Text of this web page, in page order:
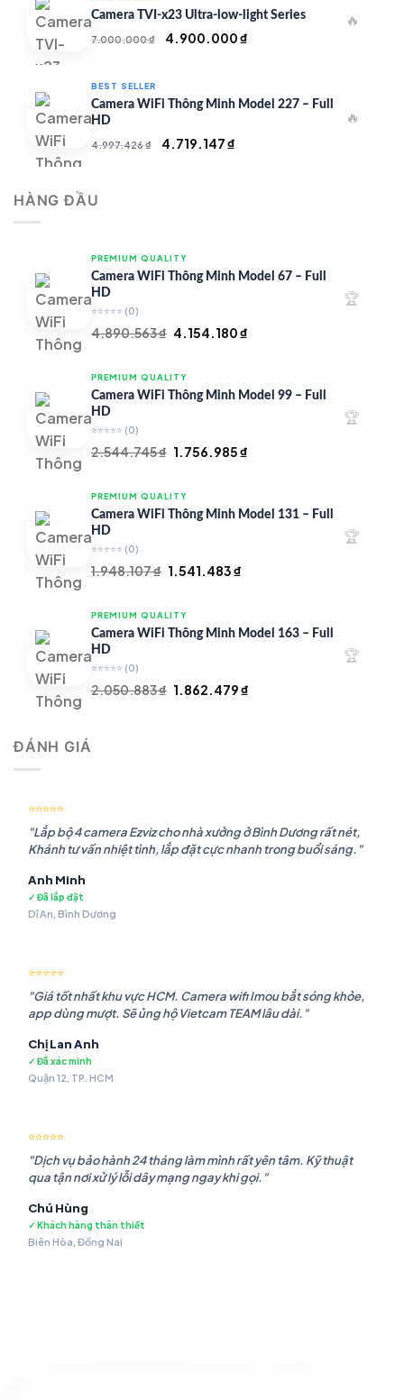
20.000.000 ₫.là:
14.000.000 ₫.
Camera TVI-x23 Ultra-low-light Series
7.000.000₫
Giá
7.000.000 ₫.
4.900.000₫
là:
🔥
BEST SELLER
Camera WiFi Thông Minh Model 227 – Full
HD
4.997.426₫
Giá
4.719.147₫
🔥
HÀNG ĐẦU
PREMIUM QUALITY
Camera WiFi Thông Minh Model 67 – Full
HD
⭐⭐⭐⭐⭐ (0)
4.890.563₫ Giá
là:
4.890.563 ₫.
4.154.180₫
là:
🏆
PREMIUM QUALITY
Camera WiFi Thông Minh Model 99 – Full
HD
⭐⭐⭐⭐⭐ (0)
2.544.745₫ Giá
là:
2.544.745 ₫.
1.756.985₫
là:
🏆
PREMIUM QUALITY
Camera WiFi Thông Minh Model 131 – Full
HD
⭐⭐⭐⭐⭐ (0)
1.948.107₫ Giá
là:
1.948.107 ₫.
1.541.483₫
là:
🏆
PREMIUM QUALITY
Camera WiFi Thông Minh Model 163 – Full
HD
⭐⭐⭐⭐⭐ (0)
2.050.883₫ Giá
1.862.479₫
🏆
ĐÁNH GIÁ
⭐⭐⭐⭐⭐
"Lắp bộ 4 camera Ezviz cho nhà xưởng ở Bình Dương rất nét,
Khánh tư vấn nhiệt tình, lắp đặt cực nhanh trong buổi sáng."
Anh Minh
✓ Đã lắp đặt
Dĩ An, Bình Dương
⭐⭐⭐⭐⭐
"Giá tốt nhất khu vực HCM. Camera wifi Imou bắt sóng khỏe,
app dùng mượt. Sẽ ủng hộ Vietcam TEAM lâu dài."
Chị Lan Anh
✓ Đã xác minh
Quận 12, TP. HCM
⭐⭐⭐⭐⭐
"Dịch vụ bảo hành 24 tháng làm mình rất yên tâm. Kỹ thuật
qua tận nơi xử lý lỗi dây mạng ngay khi gọi."
Chú Hùng
✓ Khách hàng thân thiết
Biên Hòa, Đồng Nai